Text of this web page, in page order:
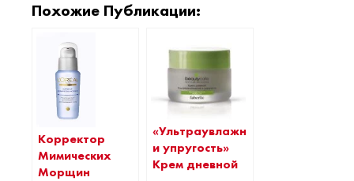
Похожие Публикации:
Корректор
Мимических
Морщин
«Ультраувлажнение
и упругость»
Крем дневной